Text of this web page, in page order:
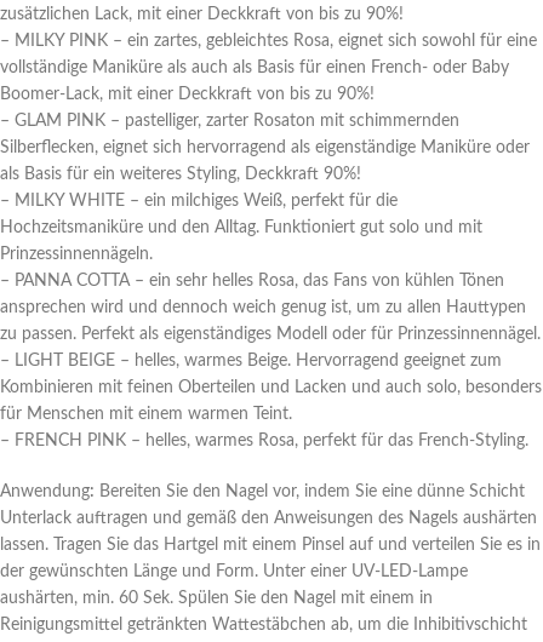
zusätzlichen Lack, mit einer Deckkraft von bis zu 90%!
– MILKY PINK – ein zartes, gebleichtes Rosa, eignet sich sowohl für eine
vollständige Maniküre als auch als Basis für einen French- oder Baby
Boomer-Lack, mit einer Deckkraft von bis zu 90%!
– GLAM PINK – pastelliger, zarter Rosaton mit schimmernden
Silberflecken, eignet sich hervorragend als eigenständige Maniküre oder
als Basis für ein weiteres Styling, Deckkraft 90%!
– MILKY WHITE – ein milchiges Weiß, perfekt für die
Hochzeitsmaniküre und den Alltag. Funktioniert gut solo und mit
Prinzessinnennägeln.
– PANNA COTTA – ein sehr helles Rosa, das Fans von kühlen Tönen
ansprechen wird und dennoch weich genug ist, um zu allen Hauttypen
zu passen. Perfekt als eigenständiges Modell oder für Prinzessinnennägel.
– LIGHT BEIGE – helles, warmes Beige. Hervorragend geeignet zum
Kombinieren mit feinen Oberteilen und Lacken und auch solo, besonders
für Menschen mit einem warmen Teint.
– FRENCH PINK – helles, warmes Rosa, perfekt für das French-Styling.
Anwendung: Bereiten Sie den Nagel vor, indem Sie eine dünne Schicht
Unterlack auftragen und gemäß den Anweisungen des Nagels aushärten
lassen. Tragen Sie das Hartgel mit einem Pinsel auf und verteilen Sie es in
der gewünschten Länge und Form. Unter einer UV-LED-Lampe
aushärten, min. 60 Sek. Spülen Sie den Nagel mit einem in
Reinigungsmittel getränkten Wattestäbchen ab, um die Inhibitivschicht